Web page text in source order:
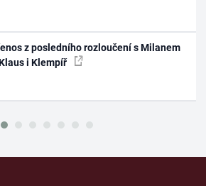
z posledního rozloučení s Milanem
i Klempíř